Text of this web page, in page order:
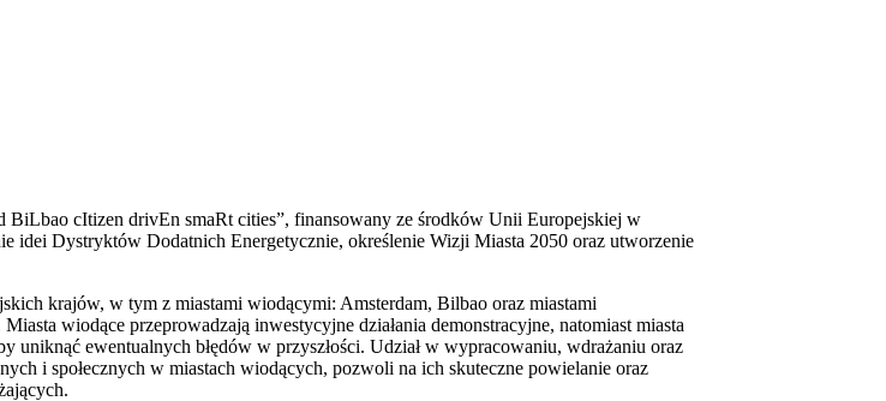
cItizen drivEn smaRt cities”, finansowany ze środków Unii Europejskiej w
idei Dystryktów Dodatnich Energetycznie, określenie Wizji Miasta 2050 oraz utworzenie
krajów, w tym z miastami wiodącymi: Amsterdam, Bilbao oraz miastami
wiodące przeprowadzają inwestycyjne działania demonstracyjne, natomiast miasta
uniknąć ewentualnych błędów w przyszłości. Udział w wypracowaniu, wdrażaniu oraz
i społecznych w miastach wiodących, pozwoli na ich skuteczne powielanie oraz